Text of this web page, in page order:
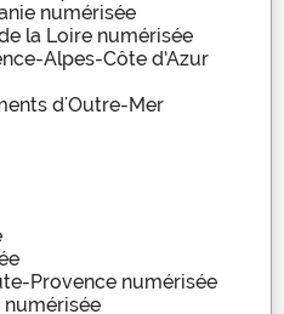
numérisée
la Loire numérisée
Alpes-Côte d’Azur
d'Outre-Mer
Provence numérisée